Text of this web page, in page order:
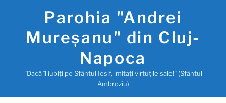
conținut
Parohia "Andrei
Mureşanu" din Cluj-
Napoca
"Dacă îl iubiţi pe Sfântul Iosif, imitaţi virtuţile sale!" (Sfântul
Ambroziu)